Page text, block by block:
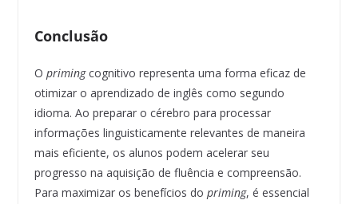
Conclusão
O primingcognitivo representa uma forma eficaz de
otimizar o aprendizado de inglês como segundo
idioma. Ao preparar o cérebro para processar
informações linguisticamente relevantes de maneira
mais eficiente, os alunos podem acelerar seu
progresso na aquisição de fluência e compreensão.
Para maximizar os benefícios do priming, é essencial